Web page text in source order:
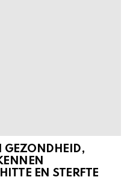
GEZONDHEID,
EN STERFTE